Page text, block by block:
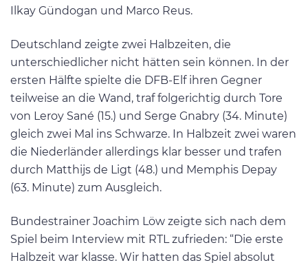
Ilkay Gündogan und Marco Reus.
Deutschland zeigte zwei Halbzeiten, die
unterschiedlicher nicht hätten sein können. In der
ersten Hälfte spielte die DFB-Elf ihren Gegner
teilweise an die Wand, traf folgerichtig durch Tore
von Leroy Sané (15.) und Serge Gnabry (34. Minute)
gleich zwei Mal ins Schwarze. In Halbzeit zwei waren
die Niederländer allerdings klar besser und trafen
durch Matthijs de Ligt (48.) und Memphis Depay
(63. Minute) zum Ausgleich.
Bundestrainer Joachim Löw zeigte sich nach dem
Spiel beim Interview mit RTL zufrieden: “Die erste
Halbzeit war klasse. Wir hatten das Spiel absolut